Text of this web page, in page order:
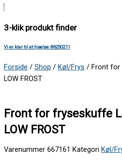
3-klik produkt finder
Vi er klar til at hjælpe: 86250211
Forside / Shop / Køl/Frys / Front for
LOW FROST
Front for fryseskuffe
LOW FROST
Varenummer 667161 Kategori Køl/